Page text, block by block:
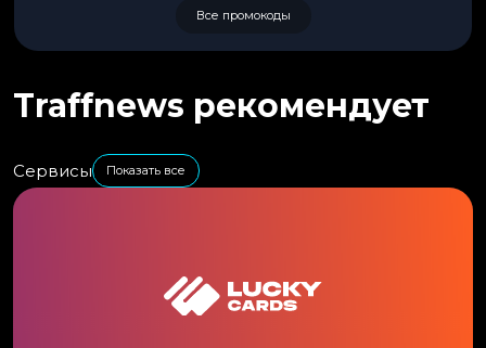
Все промокоды
Traffnews рекомендует
Сервисы Показать все